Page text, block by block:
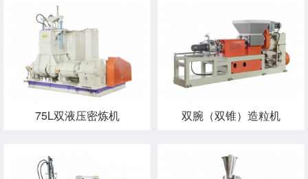
75L双液压密炼机 双腕（双锥）造粒机